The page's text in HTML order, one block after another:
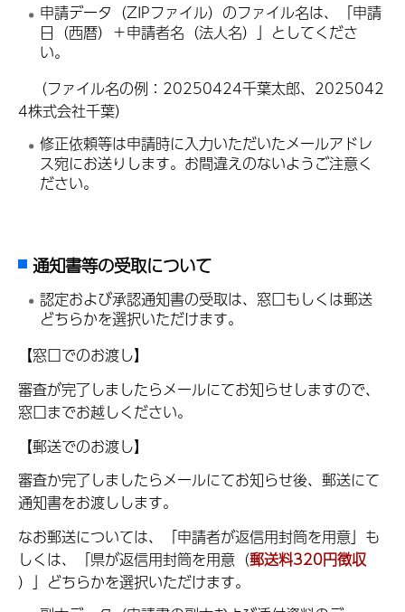
申請データ（ZIPファイル）のファイル名は、「申請
日（西暦）＋申請者名（法人名）」としてくださ
い。
（ファイル名の例：20250424千葉太郎、2025042
4株式会社千葉）
修正依頼等は申請時に入力いただいたメールアドレ
ス宛にお送りします。お間違えのないようご注意く
ださい。
通知書等の受取について
認定および承認通知書の受取は、窓口もしくは郵送
どちらかを選択いただけます。
【窓口でのお渡し】
審査が完了しましたらメールにてお知らせしますので、
窓口までお越しください。
【郵送でのお渡し】
審査か完了しましたらメールにてお知らせ後、郵送にて
通知書をお渡しします。
なお郵送については、「申請者が返信用封筒を用意」も
しくは、「県が返信用封筒を用意（郵送料320円徴収
）」どちらかを選択いただけます。